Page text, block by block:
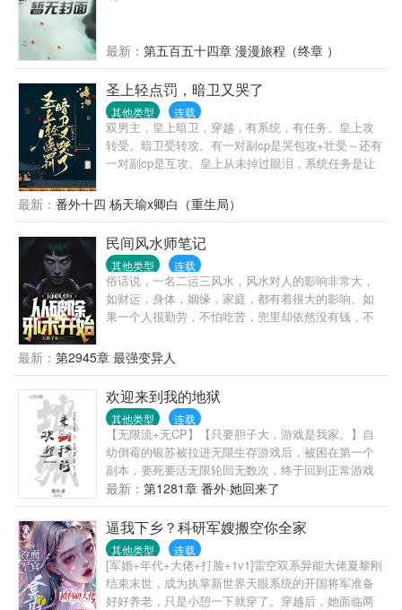
最新： 第五百五十四章 漫漫旅程（终章 ）
圣上轻点罚，暗卫又哭了
其他类型 连载
双男主，皇上暗卫，穿越，有系统，有任务。皇上攻
转受。暗卫受转攻。有一对副cp是哭包攻+壮受～还有
一对副cp是互攻。皇上从未掉过眼泪，系统任务是让
勿带脑子，主打一个爽文，愉快恋爱，双向奔赴，甜
宠。前期有轻虐身，不虐心。全程甜宠～这是什么人
间疾苦！林默欲哭无泪，刚刚升任大区总监的他在庆
功宴上就被电晕，醒过来竟然在皇帝苏景皓的榻上！
成了皇帝的暗卫！差点就成了男宠！“我不要做男
宠。”“好，升暗卫统领。”“我要出任务。”“好，不许受
伤。”见过皇帝保护暗卫的吗！那要暗卫做什么！职业
自尊心稀碎——“北国叛乱，我要做将军。”“好，许你
的冰山皇帝+由受转攻的暗卫。系统：宿主的任务已经
完成，可以回现代世界升官发财娶老婆了。凌漠：他
为我掉这么多泪，我还他一生一世——
最新： 番外十四 杨天瑜x卿白（重生局）
民间风水师笔记
其他类型 连载
俗话说，一名二运三风水，风水对人的影响非常大，
如财运，身体，姻缘，家庭，都有着很大的影响。如
果一个人很勤劳，不怕吃苦，兜里却依然没有钱，不
运，想不想暴富，想的话，就翻开第一页继续往下
看……
最新： 第2945章 最强变异人
欢迎来到我的地狱
其他类型 连载
【无限流+无CP】【只要胆子大，游戏是我家。】自
幼倒霉的银苏被拉进无限生存游戏后，被困在第一个
副本，要死要活无限轮回无数次，终于回到正常游戏
进程。终于不用面对同一批怪物的银苏泪流满面，决
定好好和怪物们交朋友，再也不打他们了。众人看着
随手捏爆怪物，渣都不剩的银苏：灰都扬了是吧！后
来游戏里多了一条禁忌：远离银苏，她有病！
最新： 第1281章 番外·她回来了
逼我下乡？科研军嫂搬空你全家
其他类型 连载
[军婚+年代+大佬+打脸+1v1]雷空双系异能大佬夏黎刚
结束末世，成为执掌新世界天眼系统的开国将军准备
好好养老，只是小憩一下就穿了。穿越后，她面临两